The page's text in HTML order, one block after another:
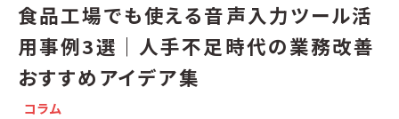
食品工場でも使える音声入力ツール活
用事例3選｜人手不足時代の業務改善
おすすめアイデア集
コラム